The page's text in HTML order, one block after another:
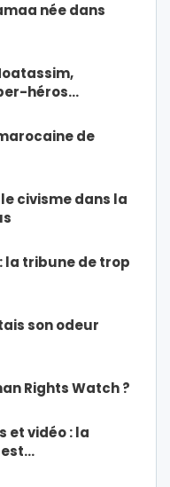
née dans
héros…
de
civisme dans la
la tribune de trop
son odeur
Rights Watch ?
et vidéo : la